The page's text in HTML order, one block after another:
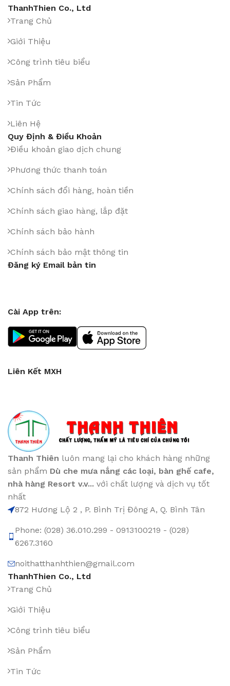
ThanhThien Co., Ltd
Trang Chủ
Giới Thiệu
Công trình tiêu biểu
Sản Phẩm
Tin Tức
Liên Hệ
Quy Định & Điều Khoản
Điều khoản giao dịch chung
Phương thức thanh toán
Chính sách đổi hàng, hoàn tiền
Chính sách giao hàng, lắp đặt
Chính sách bảo hành
Chính sách bảo mật thông tin
Đăng ký Email bản tin
Cài App trên:
Liên Kết MXH
Thanh Thiên luôn mang lại cho khách hàng những
sản phẩm Dù che mưa nắng các loại, bàn ghế cafe,
nhà hàng Resort v.v... với chất lượng và dịch vụ tốt
nhất
872 Hương Lộ 2 , P. Bình Trị Đông A, Q. Bình Tân
Phone: (028) 36.010.299 - 0913100219 - (028)
6267.3160
noithatthanhthien@gmail.com
ThanhThien Co., Ltd
Trang Chủ
Giới Thiệu
Công trình tiêu biểu
Sản Phẩm
Tin Tức